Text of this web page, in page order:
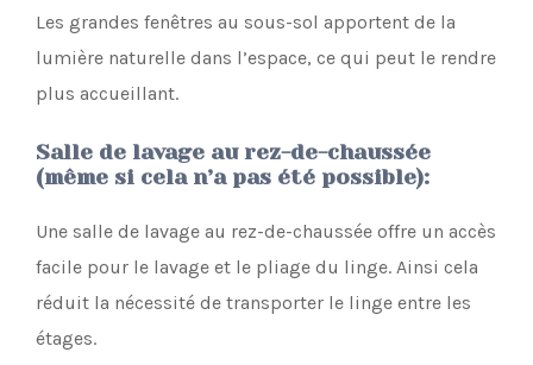
Les grandes fenêtres au sous-sol apportent de la
lumière naturelle dans l’espace, ce qui peut le rendre
plus accueillant.
Salle de lavage au rez-de-chaussée
(même si cela n’a pas été possible):
Une salle de lavage au rez-de-chaussée offre un accès
facile pour le lavage et le pliage du linge. Ainsi cela
réduit la nécessité de transporter le linge entre les
étages.